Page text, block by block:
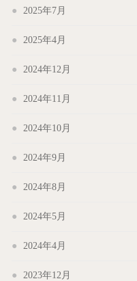
2025年7月
2025年4月
2024年12月
2024年11月
2024年10月
2024年9月
2024年8月
2024年5月
2024年4月
2023年12月